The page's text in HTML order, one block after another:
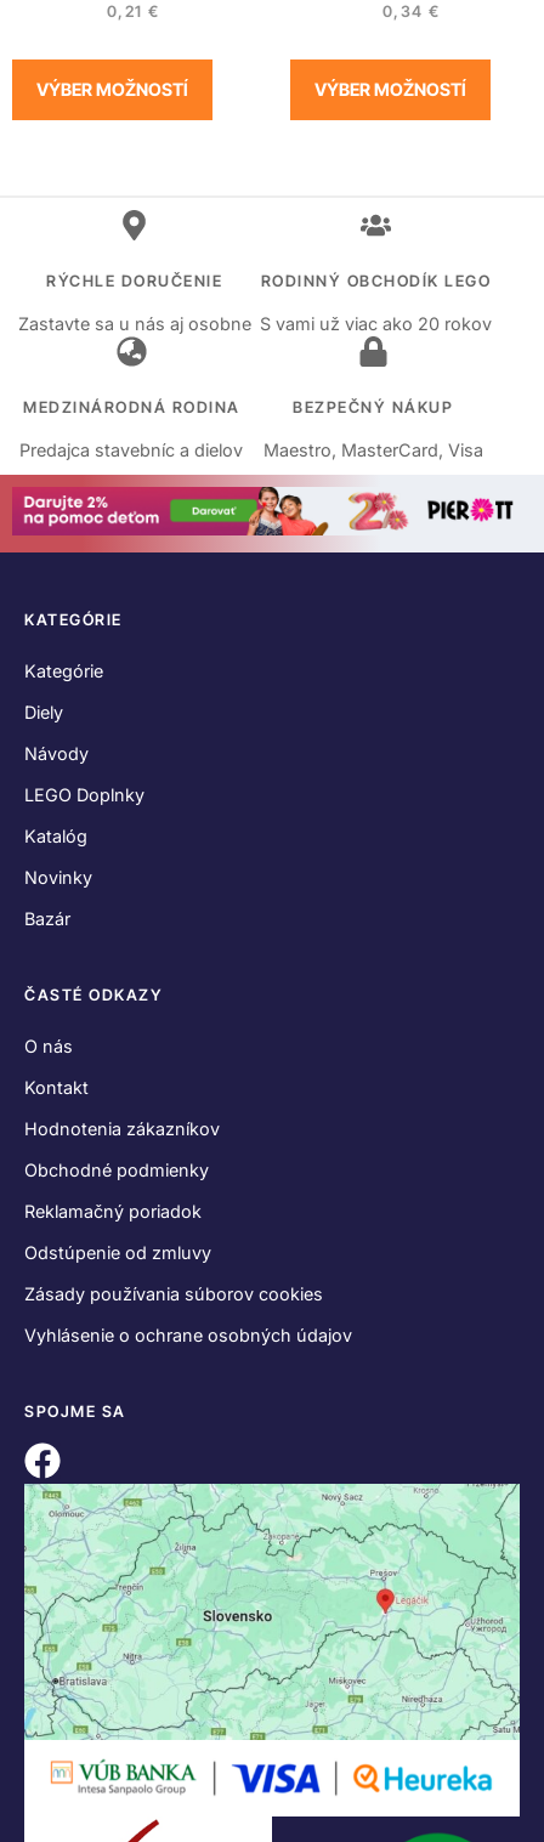
0,21 €
VÝBER MOŽNOSTÍ
0,34 €
VÝBER MOŽNOSTÍ
RÝCHLE DORUČENIE
Zastavte sa u nás aj osobne
RODINNÝ OBCHODÍK LEGO
S vami už viac ako 20 rokov
MEDZINÁRODNÁ RODINA
Predajca stavebníc a dielov
BEZPEČNÝ NÁKUP
Maestro, MasterCard, Visa
KATEGÓRIE
Kategórie
Diely
Návody
LEGO Doplnky
Katalóg
Novinky
Bazár
ČASTÉ ODKAZY
O nás
Kontakt
Hodnotenia zákazníkov
Obchodné podmienky
Reklamačný poriadok
Odstúpenie od zmluvy
Zásady používania súborov cookies
Vyhlásenie o ochrane osobných údajov
SPOJME SA